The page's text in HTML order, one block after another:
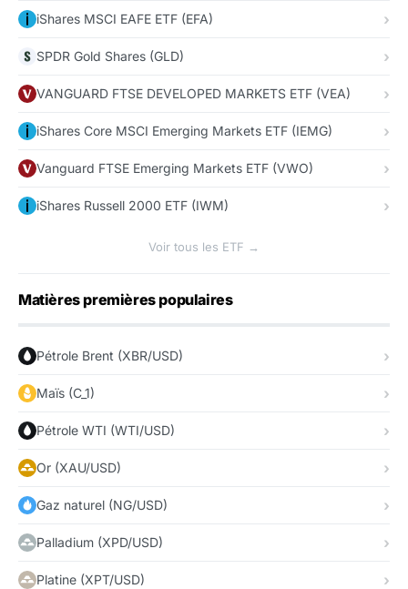
iShares MSCI EAFE ETF (EFA)
SPDR Gold Shares (GLD)
VANGUARD FTSE DEVELOPED MARKETS ETF (VEA)
iShares Core MSCI Emerging Markets ETF (IEMG)
Vanguard FTSE Emerging Markets ETF (VWO)
iShares Russell 2000 ETF (IWM)
Voir tous les ETF →
Matières premières populaires
Pétrole Brent (XBR/USD)
Maïs (C_1)
Pétrole WTI (WTI/USD)
Or (XAU/USD)
Gaz naturel (NG/USD)
Palladium (XPD/USD)
Platine (XPT/USD)